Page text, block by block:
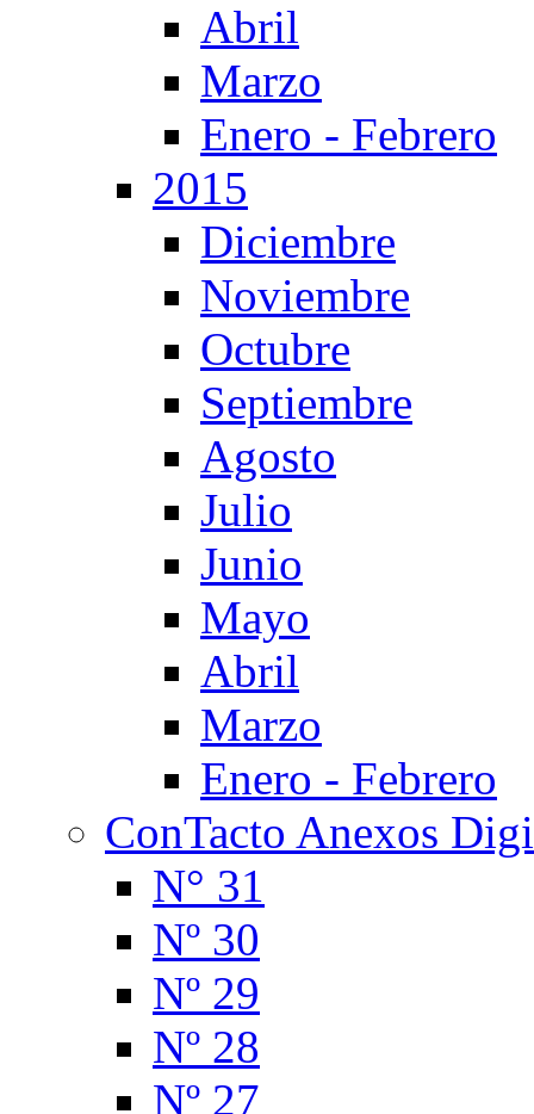
Abril
Marzo
Enero - Febrero
2015
Diciembre
Noviembre
Octubre
Septiembre
Agosto
Julio
Junio
Mayo
Abril
Marzo
Enero - Febrero
ConTacto Anexos
N° 31
Nº 30
Nº 29
Nº 28
Nº 27